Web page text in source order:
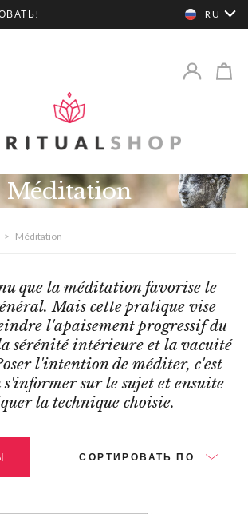
RU
Méditation
> Méditation
que la méditation favorise le
Mais cette pratique vise
l'apaisement progressif du
sérénité intérieure et la vacuité
l'intention de méditer, c'est
sur le sujet et ensuite
la technique choisie.
СОРТИРОВАТЬ ПО